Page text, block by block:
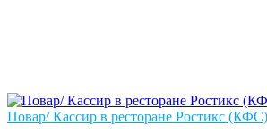
Повар/ Кассир в ресторане Ростикс (КФС)